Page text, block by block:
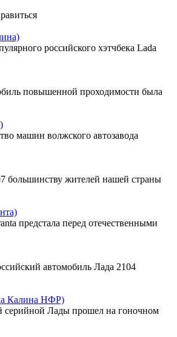
российского хэтчбека Lada
повышенной проходимости была
машин волжского автозавода
большинству жителей нашей страны
предстала перед отечественными
автомобиль Лада 2104
Калина НФР)
серийной Лады прошел на гоночном